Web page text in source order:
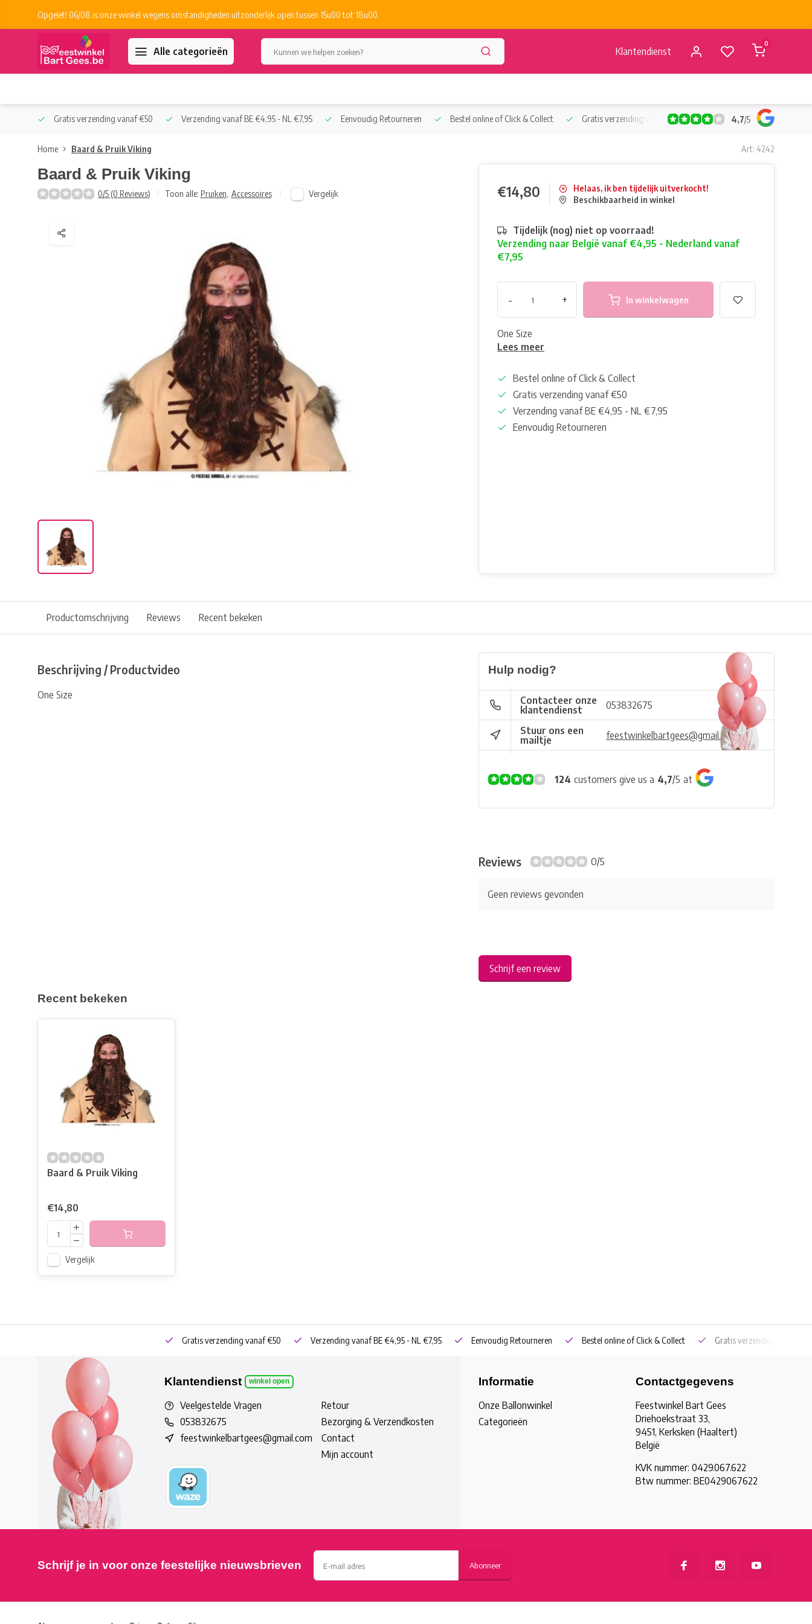
Opgelet! 06/08 is onze winkel wegens omstandigheden uitzonderlijk open tussen 15u00 tot 18u00.
Alle categorieën Klantendienst
0
Gratis verzending vanaf €50 Verzending vanaf BE €4,95 - NL €7,95 Eenvoudig Retourneren Bestel online of Click & Collect Gratis verzending vanaf €50 Verzending vanaf BE €4,95 -
4,7/5
Home Baard & Pruik Viking Art: 4242
Baard & Pruik Viking
0/5 (0 Reviews) Toon alle: Pruiken, Accessoires Vergelijk €14,80
Helaas, ik ben tijdelijk uitverkocht!
Beschikbaarheid in winkel
Tijdelijk (nog) niet op voorraad!
Verzending naar België vanaf €4,95 - Nederland vanaf
€7,95
- + In winkelwagen
One Size
Lees meer
Bestel online of Click & Collect
Gratis verzending vanaf €50
Verzending vanaf BE €4,95 - NL €7,95
Eenvoudig Retourneren
Productomschrijving Reviews Recent bekeken
Beschrijving / Productvideo
One Size
Hulp nodig?
Contacteer onze
klantendienst
053832675
Stuur ons een
mailtje
feestwinkelbartgees@gmail.com
124 customers give us a 4,7/5 at
Reviews 0/5
Geen reviews gevonden
Schrijf een review
Recent bekeken
Baard & Pruik Viking
€14,80
Vergelijk
Gratis verzending vanaf €50 Verzending vanaf BE €4,95 - NL €7,95 Eenvoudig Retourneren Bestel online of Click & Collect Gratis verzending vanaf
Klantendienst winkel open
Veelgestelde Vragen
053832675
feestwinkelbartgees@gmail.com
Retour
Bezorging & Verzendkosten
Contact
Mijn account
Informatie
Onze Ballonwinkel
Categorieën
Contactgegevens
Feestwinkel Bart Gees
Driehoekstraat 33,
9451, Kerksken (Haaltert)
België
KVK nummer: 0429.067.622
Btw nummer: BE0429067622
Schrijf je in voor onze feestelijke nieuwsbrieven Abonneer